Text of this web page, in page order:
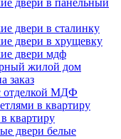
двери в панельный
двери в сталинку
двери в хрущевку
двери мдф
жилой дом
заказ
отделкой МДФ
в квартиру
квартиру
двери белые